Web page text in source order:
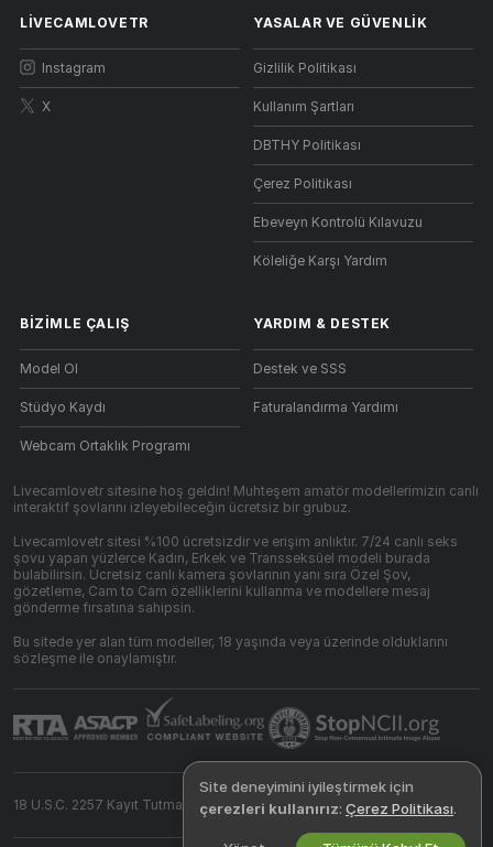
LIVECAMLOVETR
Instagram
X
YASALAR VE GÜVENLIK
Gizlilik Politikası
Kullanım Şartları
DBTHY Politikası
Çerez Politikası
Ebeveyn Kontrolü Kılavuzu
Köleliğe Karşı Yardım
BIZIMLE ÇALIŞ
Model Ol
Stüdyo Kaydı
Webcam Ortaklık Programı
YARDIM & DESTEK
Destek ve SSS
Faturalandırma Yardımı
Livecamlovetr sitesine hoş geldin! Muhteşem amatör modellerimizin canlı
interaktif şovlarını izleyebileceğin ücretsiz bir grubuz.
Livecamlovetr sitesi %100 ücretsizdir ve erişim anlıktır. 7/24 canlı seks
şovu yapan yüzlerce Kadın, Erkek ve Transseksüel modeli burada
bulabilirsin. Ücretsiz canlı kamera şovlarının yanı sıra Özel Şov,
gözetleme, Cam to Cam özelliklerini kullanma ve modellere mesaj
gönderme fırsatına sahipsin.
Bu sitede yer alan tüm modeller, 18 yaşında veya üzerinde olduklarını
sözleşme ile onaylamıştır.
18 U.S.C. 2257 Kayıt Tutma Gereksinimleri Uyumluluk Beyanı
Site deneyimini iyileştirmek için
çerezleri kullanırız: Çerez Politikası.